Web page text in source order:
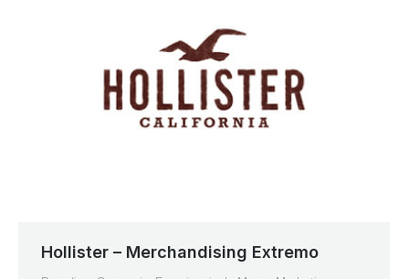
Hollister – Merchandising Extremo